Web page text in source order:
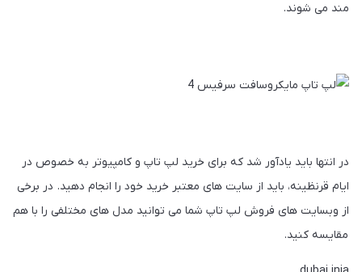
مند می‌ شوند.
در انتها باید یادآور شد که برای خرید لپ تاپ و کامپیوتر به خصوص در
ایام قرنظینه، باید از سایت های معتبر خرید خود را انجام دهید. در برخی
از وبسایت های فروش لپ تاپ شما می توانید مدل های مختلفی را با هم
مقایسه کنید.